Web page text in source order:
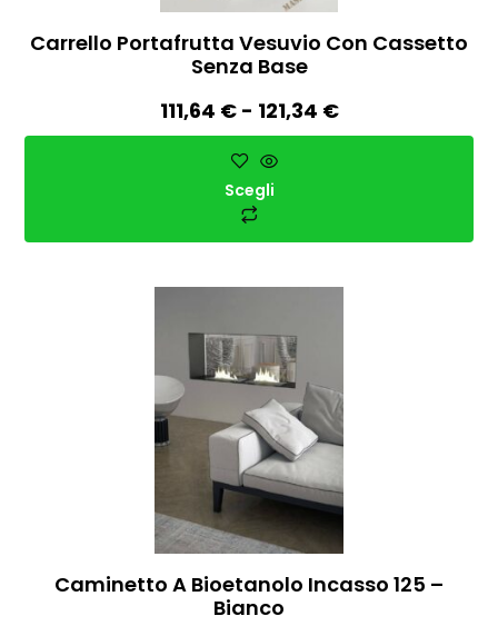
Carrello Portafrutta Vesuvio Con Cassetto
Senza Base
111,64 € - 121,34 €
Scegli
Caminetto A Bioetanolo Incasso 125 –
Bianco